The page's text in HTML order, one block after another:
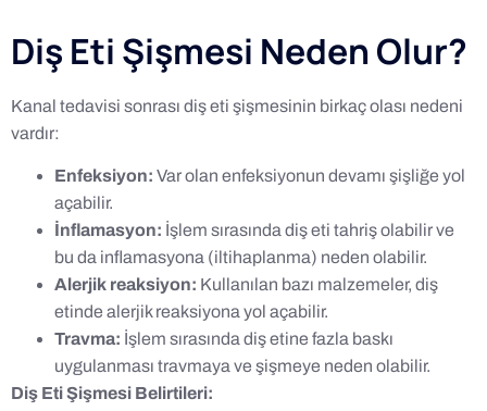
Diş Eti Şişmesi Neden Olur?
Kanal tedavisi sonrası diş eti şişmesinin birkaç olası nedeni
vardır:
Enfeksiyon: Var olan enfeksiyonun devamı şişliğe yol
açabilir.
İnflamasyon: İşlem sırasında diş eti tahriş olabilir ve
bu da inflamasyona (iltihaplanma) neden olabilir.
Alerjik reaksiyon: Kullanılan bazı malzemeler, diş
etinde alerjik reaksiyona yol açabilir.
Travma: İşlem sırasında diş etine fazla baskı
uygulanması travmaya ve şişmeye neden olabilir.
Diş Eti Şişmesi Belirtileri: